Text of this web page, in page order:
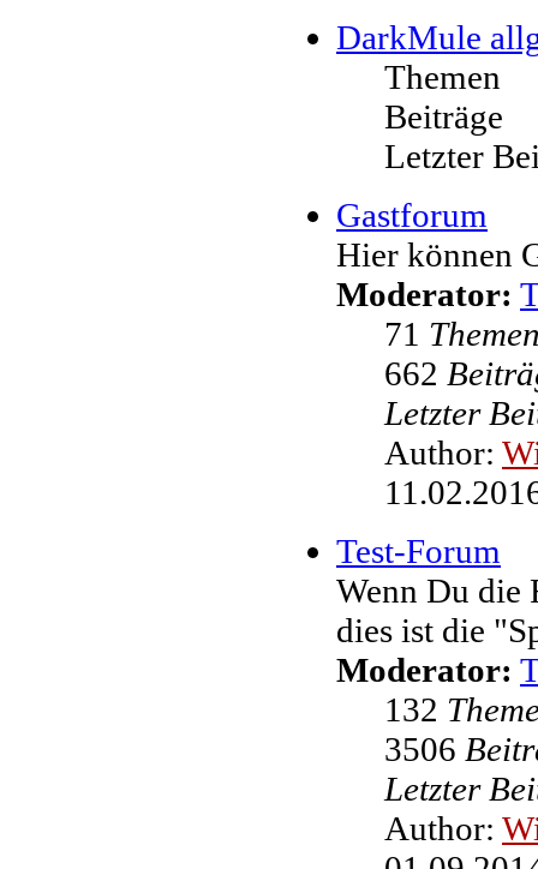
DarkMule
Themen
Beiträge
Letzter
Gastforum
Hier können
Moderator:
71
662
Letzter
Author:
Test-Forum
Wenn Du die
dies ist die
Moderator:
132
3506
Letzter
Author: